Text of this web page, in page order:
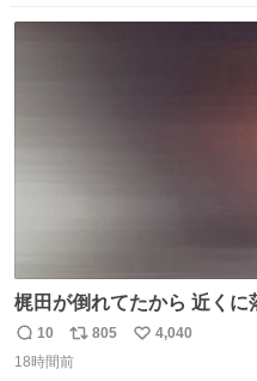
梶田が倒れてたから 近くに
返
信
10
リ
ポ
805
い
4,040
18時間前